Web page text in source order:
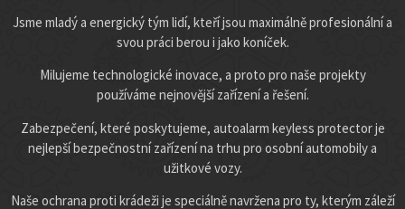
Jsme mladý a energický tým lidí, kteří jsou maximálně profesionální a
svou práci berou i jako koníček.
Milujeme technologické inovace, a proto pro naše projekty
používáme nejnovější zařízení a řešení.
Zabezpečení, které poskytujeme, autoalarm keyless protector je
nejlepší bezpečnostní zařízení na trhu pro osobní automobily a
užitkové vozy.
Naše ochrana proti krádeži je speciálně navržena pro ty, kterým záleží